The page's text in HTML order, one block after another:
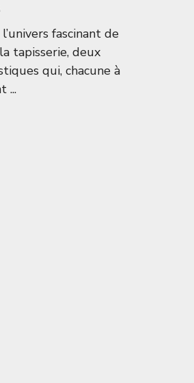
fascinant de
tapisserie, deux
qui, chacune à
...